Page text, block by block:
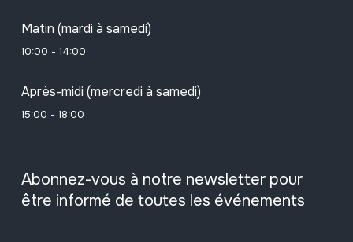
Matin (mardi à samedi)
10:00 - 14:00
Après-midi (mercredi à samedi)
15:00 - 18:00
Abonnez-vous à notre newsletter pour
être informé de toutes les événements